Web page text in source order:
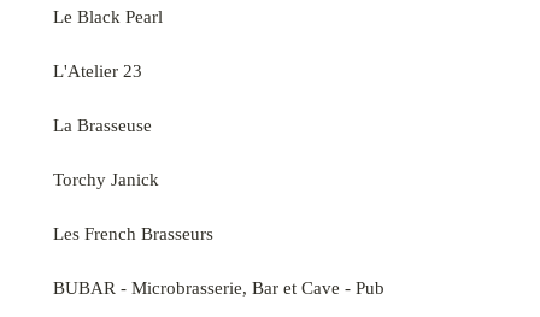
Le Black Pearl
L'Atelier 23
La Brasseuse
Torchy Janick
Les French Brasseurs
BUBAR - Microbrasserie, Bar et Cave - Pub